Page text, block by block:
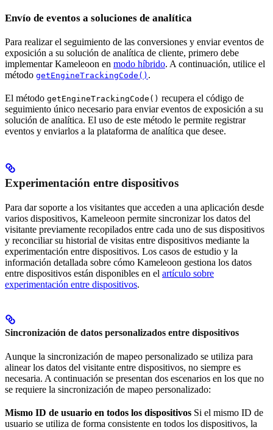
Envío de eventos a soluciones de analítica
Para realizar el seguimiento de las conversiones y enviar eventos de
exposición a su solución de analítica de cliente, primero debe
implementar Kameleoon en modo híbrido. A continuación, utilice el
método getEngineTrackingCode() .
El método getEngineTrackingCode() recupera el código de
seguimiento único necesario para enviar eventos de exposición a su
solución de analítica. El uso de este método le permite registrar
eventos y enviarlos a la plataforma de analítica que desee.
Experimentación entre dispositivos
Para dar soporte a los visitantes que acceden a una aplicación desde
varios dispositivos, Kameleoon permite sincronizar los datos del
visitante previamente recopilados entre cada uno de sus dispositivos
y reconciliar su historial de visitas entre dispositivos mediante la
experimentación entre dispositivos. Los casos de estudio y la
información detallada sobre cómo Kameleoon gestiona los datos
entre dispositivos están disponibles en el artículo sobre
experimentación entre dispositivos.
Sincronización de datos personalizados entre dispositivos
Aunque la sincronización de mapeo personalizado se utiliza para
alinear los datos del visitante entre dispositivos, no siempre es
necesaria. A continuación se presentan dos escenarios en los que no
se requiere la sincronización de mapeo personalizado:
Mismo ID de usuario en todos los dispositivos Si el mismo ID de
usuario se utiliza de forma consistente en todos los dispositivos, la